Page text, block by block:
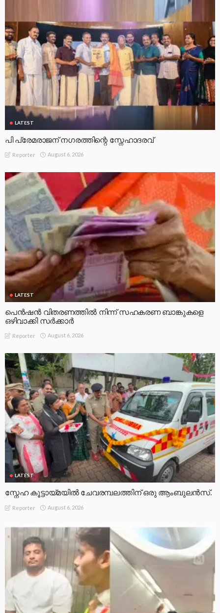
LATEST
പി പ്രേമരാജന് നഗരത്തിന്റെ സ്നേഹാദരവ്
Reporter August 6, 2026
LATEST
പെൻഷൻ വിതരണത്തിൽ നിന്ന് സഹകരണ ബാങ്കുകളെ
ഒഴിവാക്കി സർക്കാർ
Reporter August 6, 2026
LATEST
സ്നേഹ കൂട്ടായ്മയിൽ ചേവരമ്പലത്തിന് ഒരു ആംബുലൻസ്.
Reporter August 6, 2026